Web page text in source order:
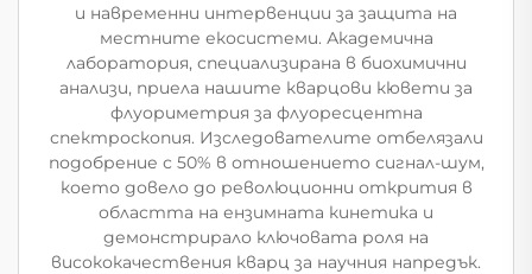
и навременни интервенции за защита на
местните екосистеми. Академична
лаборатория, специализирана в биохимични
анализи, приела нашите кварцови кювети за
флуориметрия за флуоресцентна
спектроскопия. Изследователите отбелязали
подобрение с 50% в отношението сигнал-шум,
което довело до революционни открития в
областта на ензимната кинетика и
демонстрирало ключовата роля на
висококачествения кварц за научния напредък.